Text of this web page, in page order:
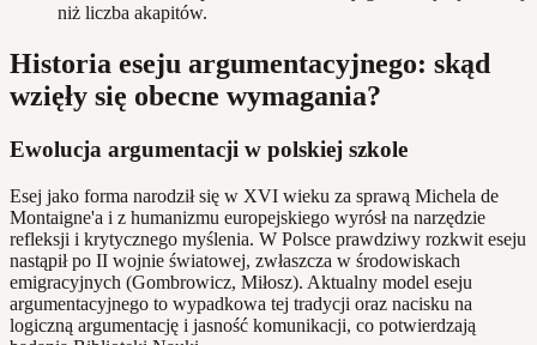
niż liczba akapitów.
Historia eseju argumentacyjnego: skąd
wzięły się obecne wymagania?
Ewolucja argumentacji w polskiej szkole
Esej jako forma narodził się w XVI wieku za sprawą Michela de
Montaigne'a i z humanizmu europejskiego wyrósł na narzędzie
refleksji i krytycznego myślenia. W Polsce prawdziwy rozkwit eseju
nastąpił po II wojnie światowej, zwłaszcza w środowiskach
emigracyjnych (Gombrowicz, Miłosz). Aktualny model eseju
argumentacyjnego to wypadkowa tej tradycji oraz nacisku na
logiczną argumentację i jasność komunikacji, co potwierdzają